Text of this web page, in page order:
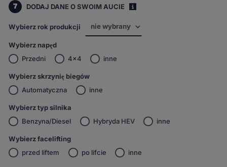
7 DODAJ DANE O SWOIM AUCIE
Wybierz rok produkcji
Wybierz napęd
Przedni
4x4 inne
Wybierz skrzynię biegów
Automatyczna
inne
Wybierz typ silnika
Benzyna/Diesel
Hybryda HEV inne
Wybierz facelifting
przed liftem
po lifcie inne